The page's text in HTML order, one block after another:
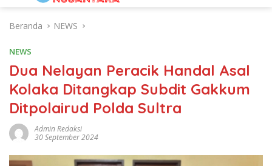
Beranda NEWS
NEWS
Dua Nelayan Peracik Handal Asal
Kolaka Ditangkap Subdit Gakkum
Ditpolairud Polda Sultra
Admin Redaksi
30 September 2024